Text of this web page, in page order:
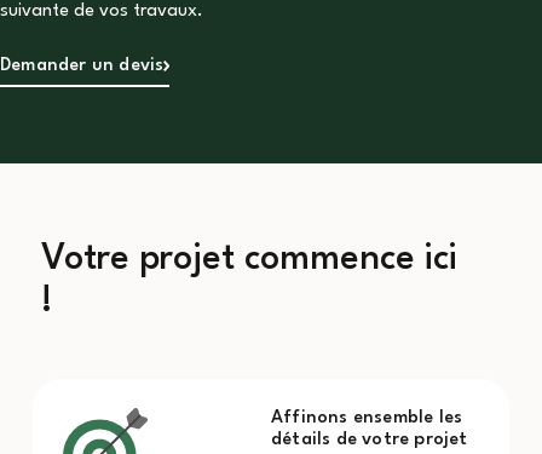
suivante de vos travaux.
Demander un devis
Votre projet commence ici
!
Affinons ensemble les
détails de votre projet